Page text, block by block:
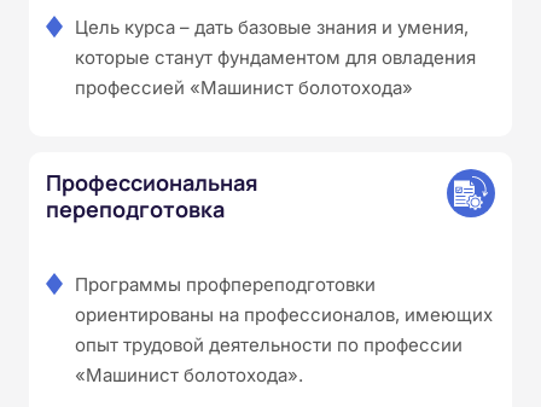
Цель курса – дать базовые знания и умения,
которые станут фундаментом для овладения
профессией «Машинист болотохода»
Профессиональная
переподготовка
Программы профпереподготовки
ориентированы на профессионалов, имеющих
опыт трудовой деятельности по профессии
«Машинист болотохода».